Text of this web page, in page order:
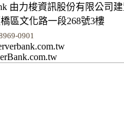
力梭資訊股份有限公司建
文化路一段268號3樓
0901